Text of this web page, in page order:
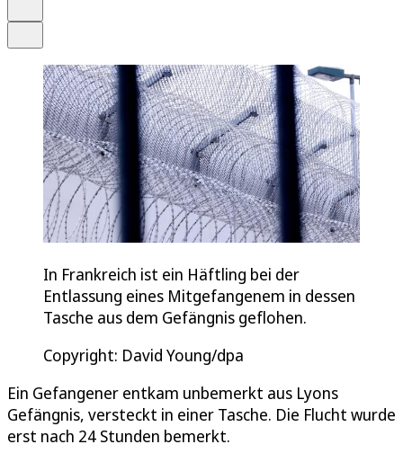
In Frankreich ist ein Häftling bei der
Entlassung eines Mitgefangenem in dessen
Tasche aus dem Gefängnis geflohen.
Copyright: David Young/dpa
Ein Gefangener entkam unbemerkt aus Lyons
Gefängnis, versteckt in einer Tasche. Die Flucht wurde
erst nach 24 Stunden bemerkt.